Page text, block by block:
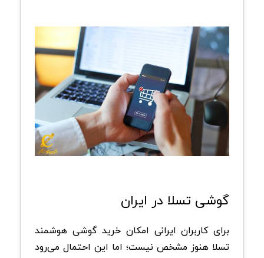
گوشی تسلا در ایران
برای کاربران ایرانی امکان خرید گوشی هوشمند
تسلا هنوز مشخص نیست؛ اما این احتمال می‌رود